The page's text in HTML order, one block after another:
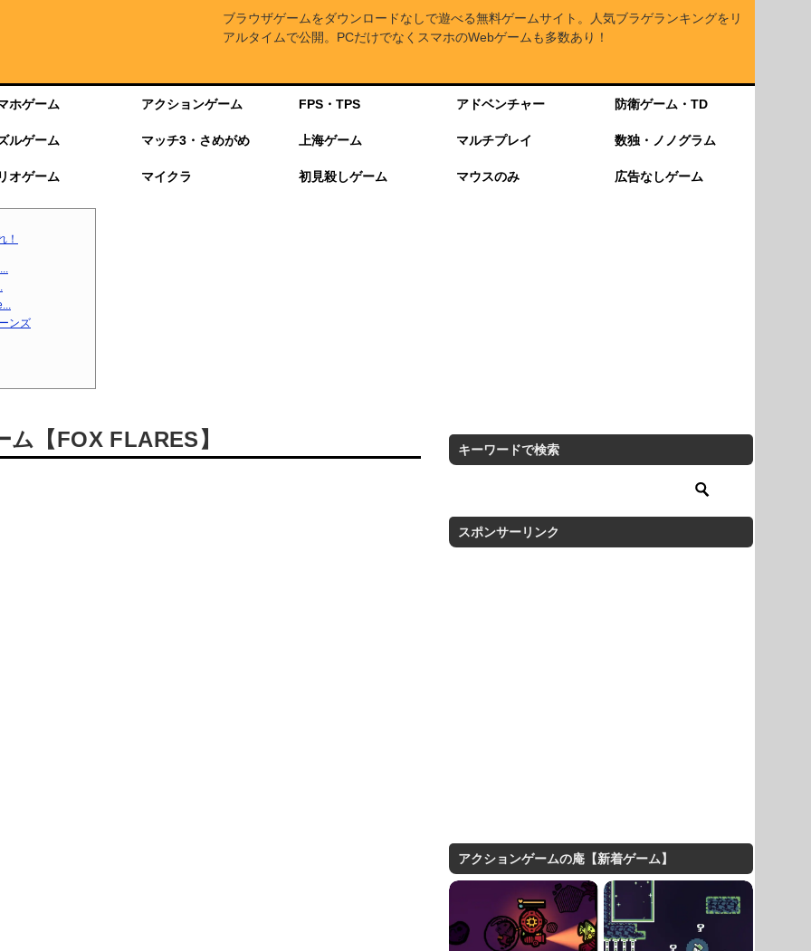
ブラウザゲームをダウンロードなしで遊べる無料ゲームサイト。人気ブラゲランキングをリ
アルタイムで公開。PCだけでなくスマホのWebゲームも多数あり！
ホゲーム アクションゲーム FPS・TPS アドベンチャー 防衛ゲーム・TD
ルゲーム マッチ3・さめがめ 上海ゲーム マルチプレイ 数独・ノノグラム
オゲーム マイクラ 初見殺しゲーム マウスのみ 広告なしゲーム
！
ンズ
【FOX FLARES】 キーワードで検索
スポンサーリンク
アクションゲームの庵【新着ゲーム】